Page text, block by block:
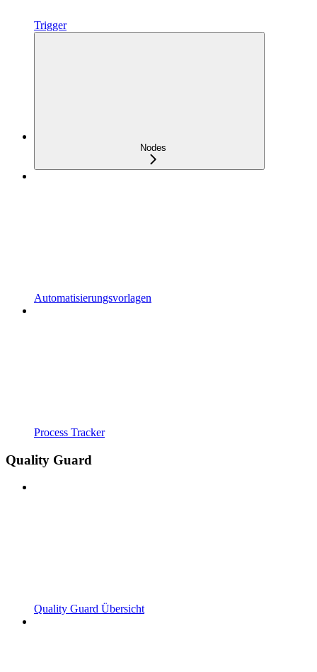
Trigger
Nodes
Automatisierungsvorlagen
Process Tracker
Quality Guard
Quality Guard Übersicht